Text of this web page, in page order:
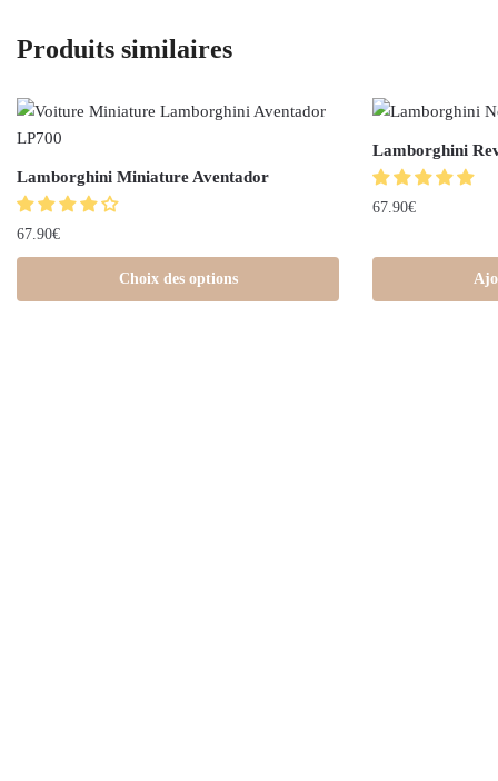
Produits similaires
Lamborghini Miniature Aventador
67.90€
Choix des options
Lamborghini
67.90€